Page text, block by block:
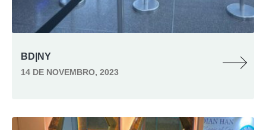
BD|NY
14 DE NOVEMBRO, 2023